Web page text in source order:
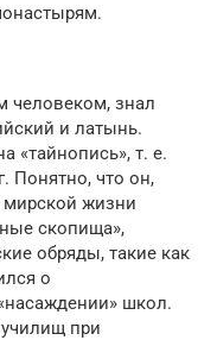
человеком, знал
и латынь.
«тайнопись», т. е.
Понятно, что он,
мирской жизни
скопища»,
обряды, такие как
о
школ.
при